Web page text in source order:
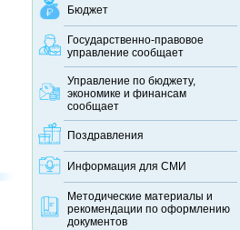
Бюджет
Государственно-правовое
управление сообщает
Управление по бюджету,
экономике и финансам
сообщает
Поздравления
Информация для СМИ
Методические материалы и
рекомендации по оформлению
документов